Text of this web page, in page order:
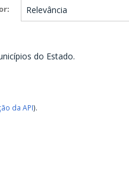
do Estado.
da API).